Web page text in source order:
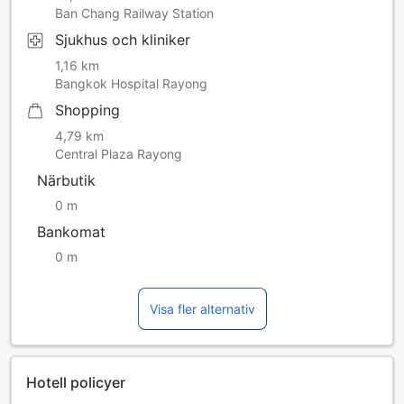
Ban Chang Railway Station
Sjukhus och kliniker
1,16 km
Bangkok Hospital Rayong
Shopping
4,79 km
Central Plaza Rayong
Närbutik
0 m
Bankomat
0 m
Visa fler alternativ
Hotell policyer